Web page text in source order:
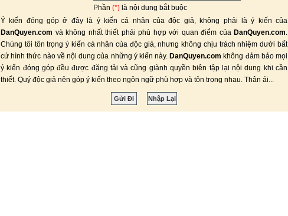
Phần (*) là nội dung bắt buộc
Ý kiến đóng góp ở đây là ý kiến cá nhân của độc giả, không phải là ý kiến của
DanQuyen.com và không nhất thiết phải phù hợp với quan điểm của DanQuyen.com.
Chúng tôi tôn trọng ý kiến cá nhân của độc giả, nhưng không chịu trách nhiệm dưới bất
cứ hình thức nào về nội dung của những ý kiến này. DanQuyen.com không đảm bảo mọi
ý kiến đóng góp đều được đăng tải và cũng giành quyền biên tập lại nội dung khi cần
thiết. Quý độc giả nên góp ý kiến theo ngôn ngữ phù hợp và tôn trọng nhau. Thân ái...